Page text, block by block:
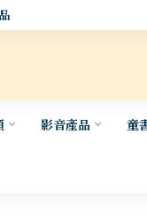
影音產品 童